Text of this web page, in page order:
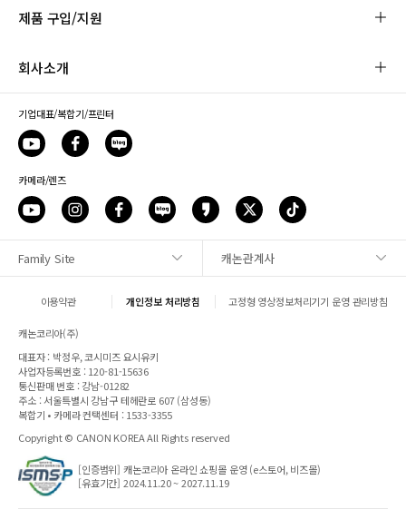
사이트맵
제품 구입/지원
회사소개
기업대표/복합기/프린터
카메라/렌즈
Family Site 캐논관계사
이용약관 개인정보 처리방침 고정형 영상정보처리기기 운영 관리방침
캐논코리아(주)
대표자 : 박정우, 코시미즈 요시유키
사업자등록번호 : 120-81-15636
통신판매 번호 : 강남-01282
주소 : 서울특별시 강남구 테헤란로 607 (삼성동)
복합기 • 카메라 컨택센터 : 1533-3355
Copyright © CANON KOREA All Rights reserved
[인증범위] 캐논코리아 온라인 쇼핑몰 운영 (e스토어, 비즈몰)
[유효기간] 2024.11.20 ~ 2027.11.19